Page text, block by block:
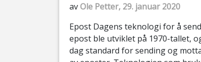
avOle Petter, 29. januar 2020
Epost Dagens teknologi for å
epost ble utviklet på 1970-tallet,
dag standard for sending og